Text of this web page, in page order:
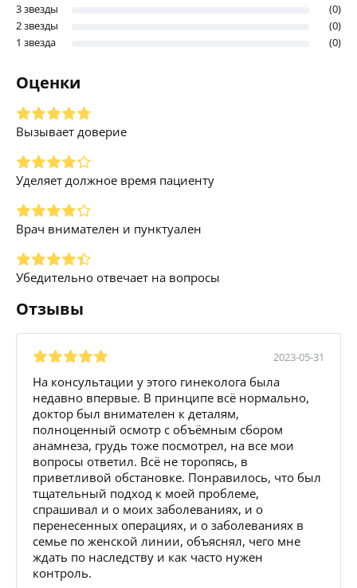
3 звезды
(0)
2 звезды
(0)
1 звезда
(0)
Оценки
Вызывает доверие
Уделяет должное время пациенту
Врач внимателен и пунктуален
Убедительно отвечает на вопросы
Отзывы
2023-05-31
На консультации у этого гинеколога была
недавно впервые. В принципе всё нормально,
доктор был внимателен к деталям,
полноценный осмотр с объёмным сбором
анамнеза, грудь тоже посмотрел, на все мои
вопросы ответил. Всё не торопясь, в
приветливой обстановке. Понравилось, что был
тщательный подход к моей проблеме,
спрашивал и о моих заболеваниях, и о
перенесенных операциях, и о заболеваниях в
семье по женской линии, объяснял, чего мне
ждать по наследству и как часто нужен
контроль.